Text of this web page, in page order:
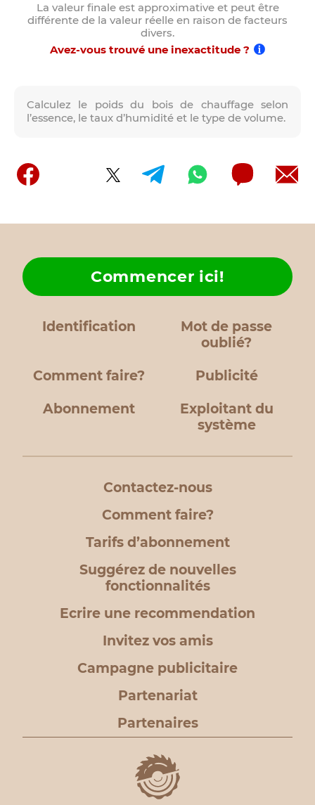
Calculez le poids du bois de chauffage selon
l’essence, le taux d’humidité et le type de volume.
La valeur finale est approximative et peut être
différente de la valeur réelle en raison de facteurs
divers.
Avez-vous trouvé une inexactitude ?
Identification
Mot de passe
oublié?
Comment faire?
Commencer ici!
Publicité
Abonnement
Exploitant du
système
Contactez-nous
Comment faire?
Tarifs d’abonnement
Suggérez de nouvelles
fonctionnalités
Ecrire une recommendation
Invitez vos amis
Campagne publicitaire
Partenariat
Partenaires